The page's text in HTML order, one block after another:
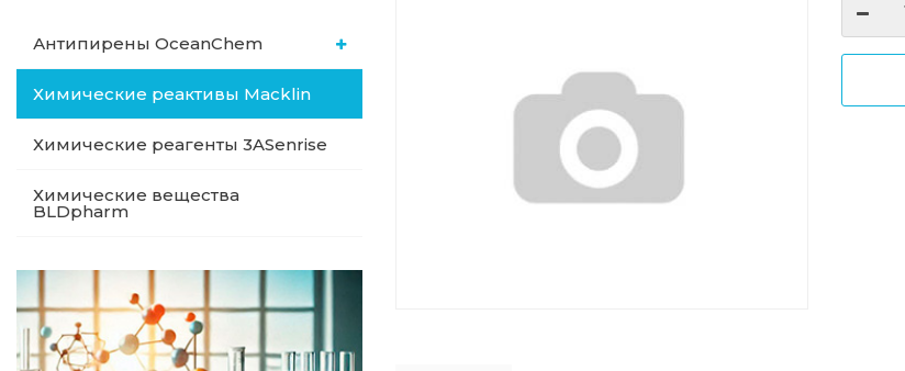
Антипирены OceanСhem
Химические реактивы Macklin
Химические реагенты 3ASenrise
Химические вещества
BLDpharm